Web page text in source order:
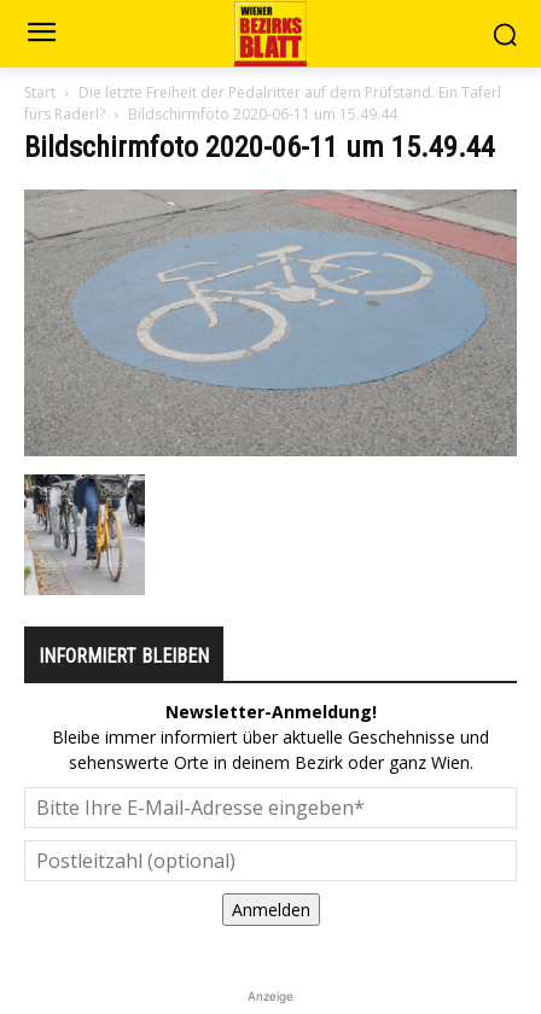
Start
Die letzte Freiheit der Pedalritter auf dem Prüfstand. Ein Taferl
fürs Raderl?
Bildschirmfoto 2020-06-11 um 15.49.44
Bildschirmfoto 2020-06-11 um 15.49.44
INFORMIERT BLEIBEN
Newsletter-Anmeldung!
Bleibe immer informiert über aktuelle Geschehnisse und
sehenswerte Orte in deinem Bezirk oder ganz Wien.
Anmelden
Anzeige